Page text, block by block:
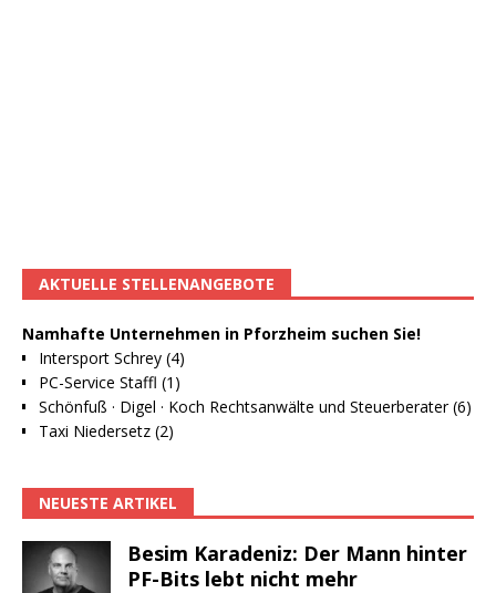
AKTUELLE STELLENANGEBOTE
Namhafte Unternehmen in Pforzheim suchen Sie!
Intersport Schrey (4)
PC-Service Staffl (1)
Schönfuß · Digel · Koch Rechtsanwälte und Steuerberater (6)
Taxi Niedersetz (2)
NEUESTE ARTIKEL
Besim Karadeniz: Der Mann hinter
PF-Bits lebt nicht mehr